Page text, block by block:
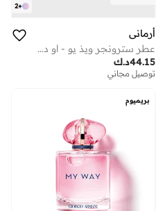
+
2
أرماني
عطر سترونجر ويذ يو - او دو تواليت 100 مل
د.ك44.15
توصيل مجاني
بريميوم